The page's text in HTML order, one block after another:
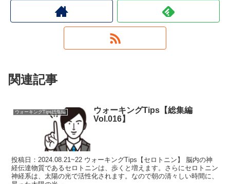
関連記事
ウォーキングTips総集編
ウォーキングTips【総集編
Vol.016】
投稿日：2024.08.21~22 ウォーキングTips【セロトニン】 脳内の神
経伝達物質であるセロトニンは、歩くと増えます。さらにセロトニン
神経系は、太陽の光で活性化されます。なので朝の清々しい時間に、